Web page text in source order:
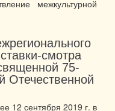
межкультурной
смотра
75-
Отечественной
12 сентября 2019 г. в